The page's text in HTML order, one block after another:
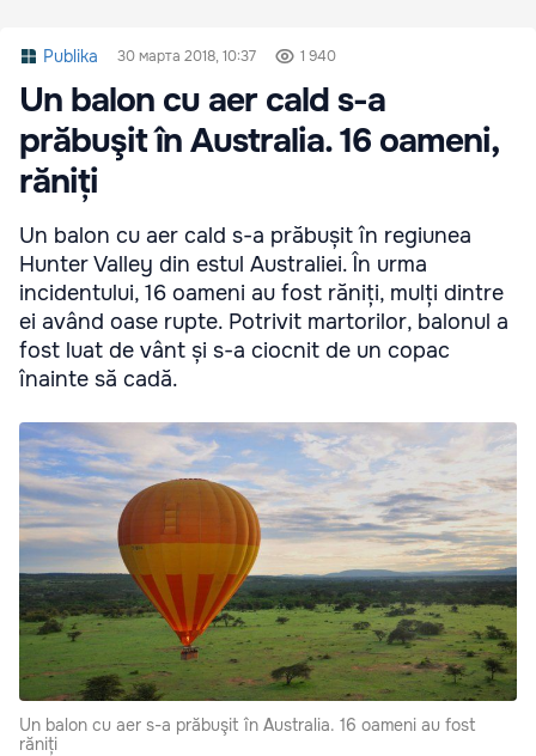
Publika 30 марта 2018, 10:37 1 940
Un balon cu aer cald s-a
prăbuşit în Australia. 16 oameni,
răniți
Un balon cu aer cald s-a prăbușit în regiunea
Hunter Valley din estul Australiei. În urma
incidentului, 16 oameni au fost răniți, mulți dintre
ei având oase rupte. Potrivit martorilor, balonul a
fost luat de vânt și s-a ciocnit de un copac
înainte să cadă.
Un balon cu aer s-a prăbuşit în Australia. 16 oameni au fost
răniți